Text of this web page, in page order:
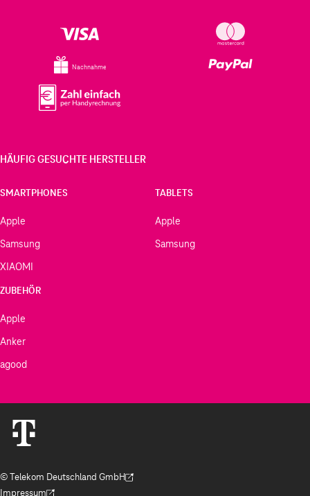
Nachnahme
HÄUFIG GESUCHTE HERSTELLER
SMARTPHONES
Apple
Samsung
XIAOMI
TABLETS
Apple
Samsung
ZUBEHÖR
Apple
Anker
agood
© Telekom Deutschland GmbH
(Der Link wird in einem neuen Tab geöffnet)
Impressum